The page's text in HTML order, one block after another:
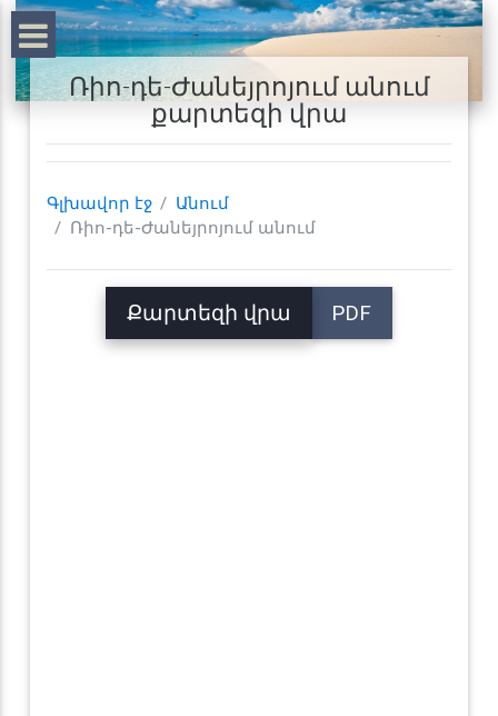
Ռիո-դե-Ժանեյրոյում անում
քարտեզի վրա
Գլխավոր էջ
Անում
Ռիո-դե-Ժանեյրոյում անում
Քարտեզի վրա PDF